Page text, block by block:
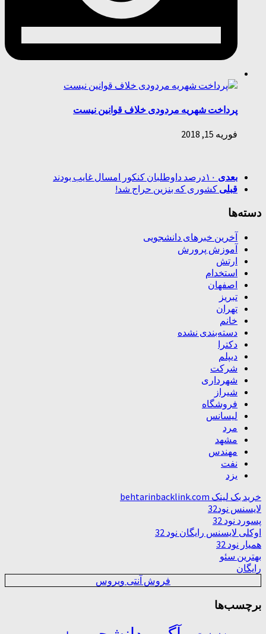
پرداخت شهریه مردودی خلاف قوانین نیست
فوریه 15, 2018
بعدی ۱۰درصد داوطلبان کنکور امسال غایب بودند
قبلی کشوری که بنزین حراج شد!
دسته‌ها
آخرین خبرهای دانشجویی
آموزش پرورش
ارتش
استخدام
اصفهان
تبریز
تهران
خانم
دسته‌بندی نشده
دکترا
دیپلم
شرکت
شهرداری
شیراز
فروشگاه
لیسانس
مرد
مشهد
مهندس
نفت
یزد
خرید بک لینک behtarinbacklink.com
لایسنس نود32
پسورد نود 32
اوکلی لایسنس رایگان نود 32
همیار نود 32
بهترین سئو
رایگان
فروش آنتی ویروس
برچسب‌ها